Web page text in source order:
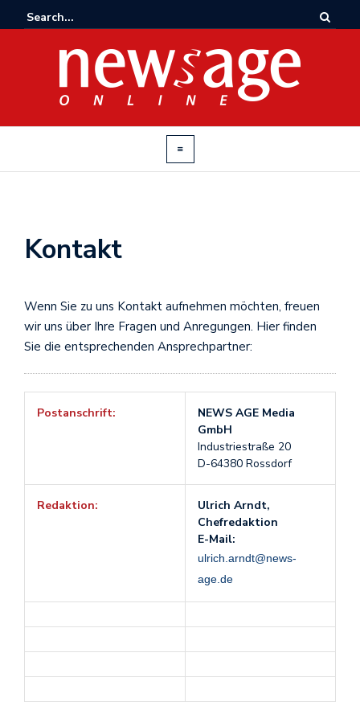
Kontakt
Wenn Sie zu uns Kontakt aufnehmen möchten, freuen
wir uns über Ihre Fragen und Anregungen. Hier finden
Sie die entsprechenden Ansprechpartner:
Postanschrift:
NEWS AGE Media
GmbH
Industriestraße 20
D-64380 Rossdorf
Redaktion:
Ulrich Arndt,
Chefredaktion
E-Mail:
ulrich.arndt@news-
age.de